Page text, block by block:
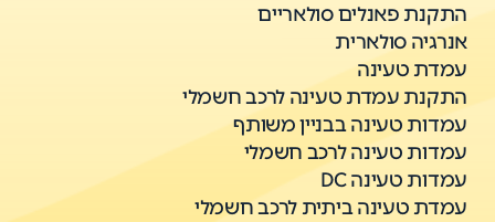
התקנת פאנלים סולאריים
אנרגיה סולארית
עמדת טעינה
התקנת עמדת טעינה לרכב חשמלי
עמדות טעינה בבניין משותף
עמדות טעינה לרכב חשמלי
עמדות טעינה DC
עמדת טעינה ביתית לרכב חשמלי